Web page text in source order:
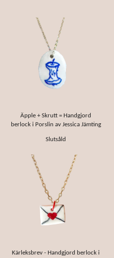
Äpple + Skrutt = Handgjord
berlock i Porslin av Jessica Jämting
Slutsåld
Kärleksbrev - Handgjord berlock i